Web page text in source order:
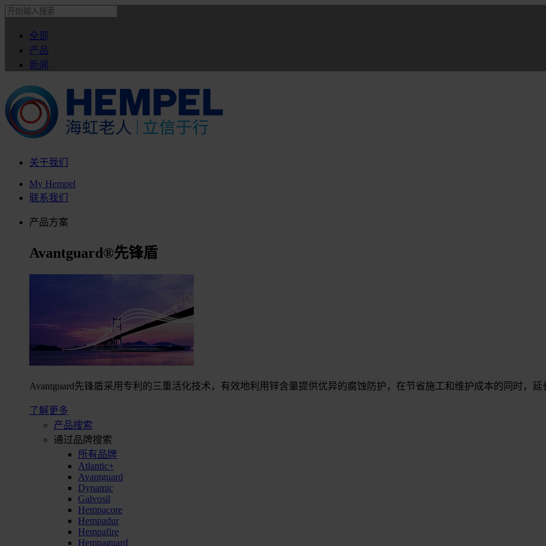
全部
产品
新闻
关于我们
My Hempel
联系我们
产品方案
Avantguard®先锋盾
Avantguard先锋盾采用专利的三重活化技术，有效地利用锌含量提供优异的腐蚀防护，在节省施工和维护成本的同时，延
了解更多
产品搜索
通过品牌搜索
所有品牌
Atlantic+
Avantguard
Dynamic
Galvosil
Hempacore
Hempadur
Hempafire
Hempaguard